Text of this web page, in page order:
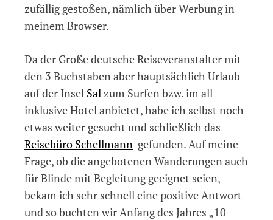
zufällig gestoßen, nämlich über Werbung in
meinem Browser.
Da der Große deutsche Reiseveranstalter mit
den 3 Buchstaben aber hauptsächlich Urlaub
auf der Insel Salzum Surfen bzw. im all-
inklusive Hotel anbietet, habe ich selbst noch
etwas weiter gesucht und schließlich das
Reisebüro Schellmann gefunden. Auf meine
Frage, ob die angebotenen Wanderungen auch
für Blinde mit Begleitung geeignet seien,
bekam ich sehr schnell eine positive Antwort
und so buchten wir Anfang des Jahres „10